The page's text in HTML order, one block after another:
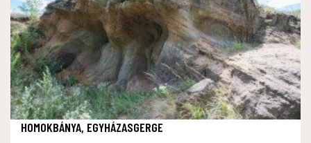
HOMOKBÁNYA, EGYHÁZASGERGE